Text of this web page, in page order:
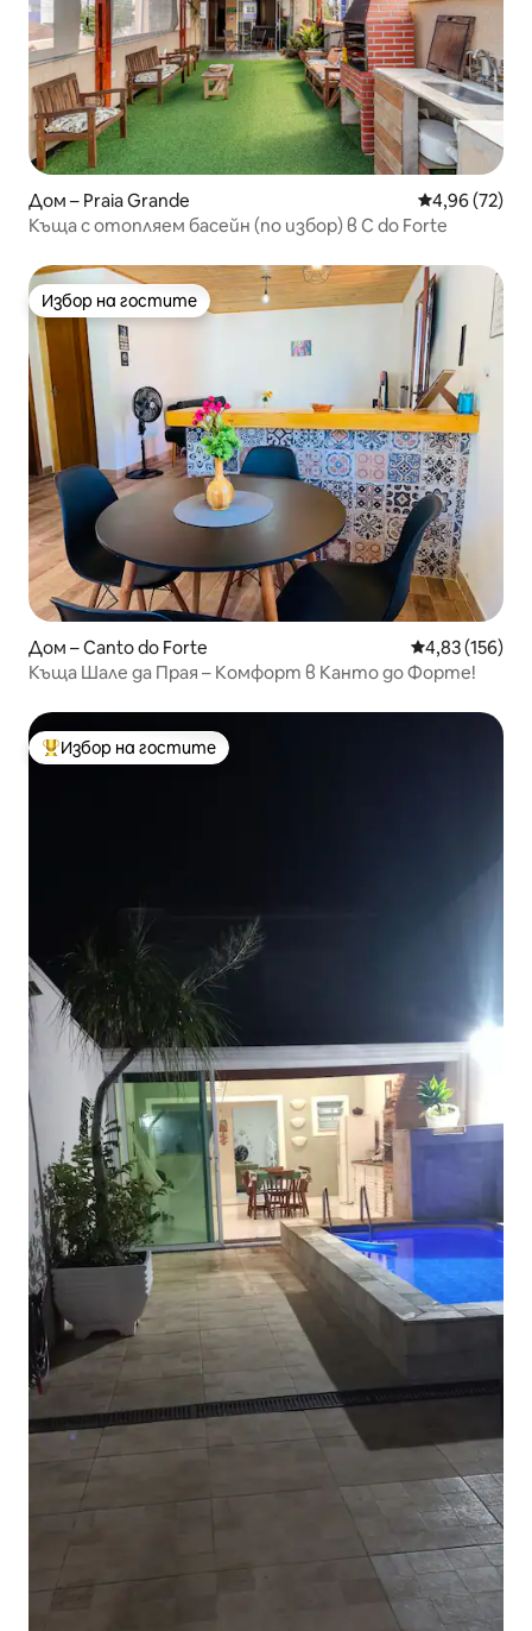
Дом – Praia Grande Средна
4,96 (72)
Къща с отопляем басейн (по избор) в C do Forte
Избор на гостите
Избор на гостите
Дом – Canto do Forte Средна
4,83 (156)
Къща Шале да Прая – Комфорт в Канто до Форте!
Най-популярен избор на гостите
Избор на гостите